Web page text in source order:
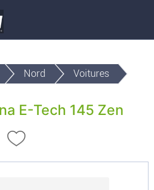
Nord Voitures
E-Tech 145 Zen